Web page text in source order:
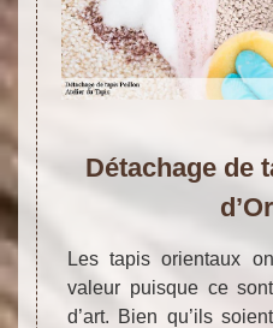
Détachage de
Les tapis orientaux
valeur puisque ce
d’art. Bien qu’ils